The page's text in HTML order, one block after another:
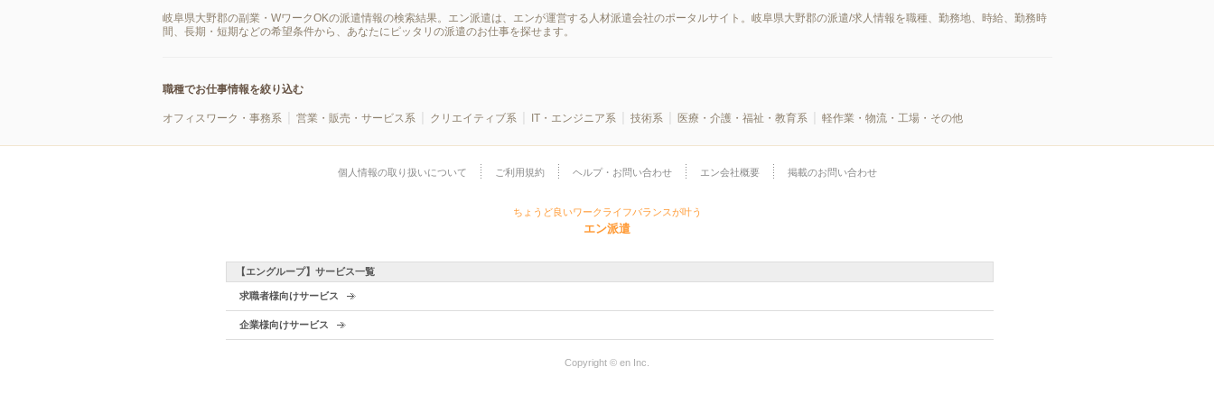
岐阜県大野郡の副業・WワークOKの派遣情報の検索結果。エン派遣は、エンが運営する人材派遣会社のポータルサイト。岐阜県大野郡の派遣/求人情報を職種、勤務地、時給、勤務時
間、長期・短期などの希望条件から、あなたにピッタリの派遣のお仕事を探せます。
職種でお仕事情報を絞り込む
オフィスワーク・事務系 営業・販売・サービス系 クリエイティブ系 IT・エンジニア系 技術系 医療・介護・福祉・教育系 軽作業・物流・工場・その他
個人情報の取り扱いについて ご利用規約 ヘルプ・お問い合わせ エン会社概要 掲載のお問い合わせ
ちょうど良いワークライフバランスが叶う
エン派遣
【エングループ】サービス一覧
求職者様向けサービス
企業様向けサービス
Copyright © en Inc.